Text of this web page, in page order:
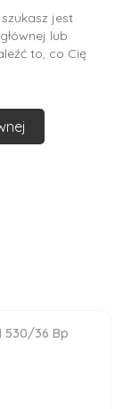
jest
lub
to, co Cię
530/36 Bp